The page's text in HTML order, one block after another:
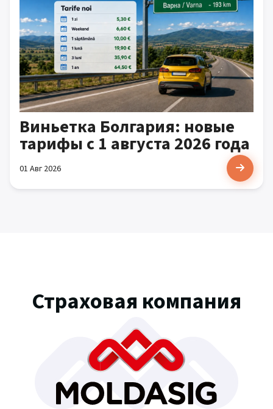
Виньетка Болгария: новые
тарифы с 1 августа 2026 года
01 Авг 2026
Страховая компания